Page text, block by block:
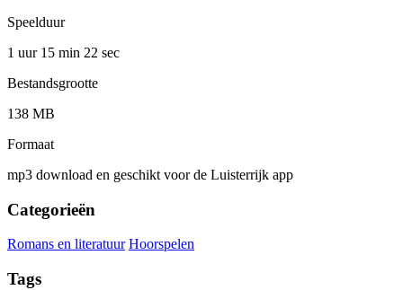
Speelduur
1 uur 15 min 22 sec
Bestandsgrootte
138 MB
Formaat
mp3 download en geschikt voor de Luisterrijk app
Categorieën
Romans en literatuur Hoorspelen
Tags